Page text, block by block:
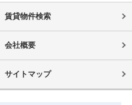
賃貸物件検索
会社概要
サイトマップ